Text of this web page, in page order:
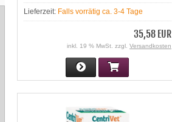
Lieferzeit: Falls vorrätig ca. 3-4 Tage
35,58 EUR
inkl. 19 % MwSt. zzgl. Versandkosten